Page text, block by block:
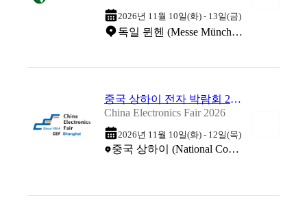
2026년 11월 10일(화) - 13일(금)
독일 뮌헨 (Messe München)
중국 상하이 전자 박람회 2026
China Electronics Fair 2026
2026년 11월 10일(화) - 12일(목)
중국 상하이 (National Convention & Exhibition Center)